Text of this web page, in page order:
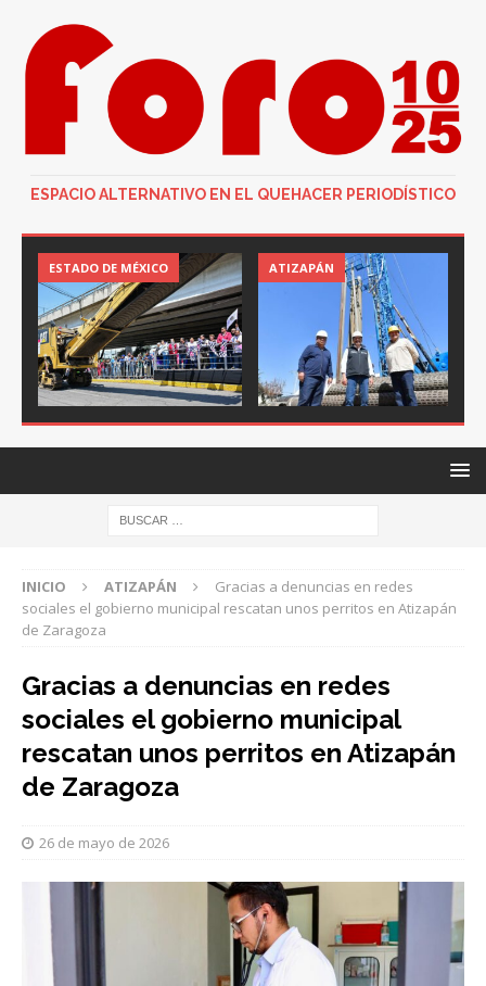
ESPACIO ALTERNATIVO EN EL QUEHACER PERIODÍSTICO
ESTADO DE MÉXICO ATIZAPÁN
INICIO ATIZAPÁN
Gracias a denuncias en redes
sociales el gobierno municipal rescatan unos perritos en Atizapán
de Zaragoza
Gracias a denuncias en redes
sociales el gobierno municipal
rescatan unos perritos en Atizapán
de Zaragoza
26 de mayo de 2026